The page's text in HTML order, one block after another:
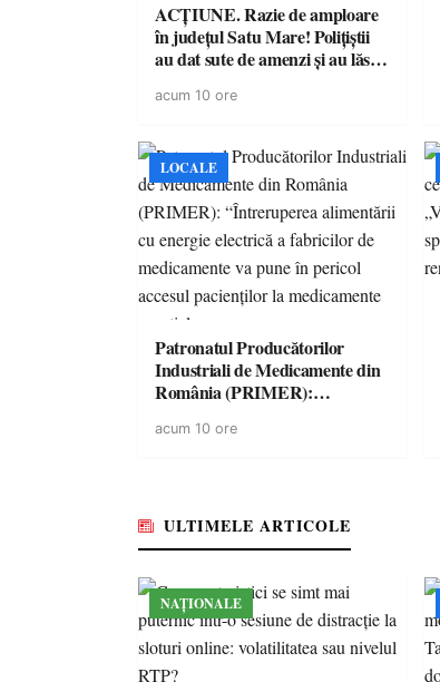
ACȚIUNE. Razie de amploare
în județul Satu Mare! Polițiștii
au dat sute de amenzi și au lăsat
singură zi
acum 10 ore
LOCALE
Patronatul Producătorilor
Industriali de Medicamente din
România (PRIMER):
energie electrică a fabricilor de
acum 10 ore
ULTIMELE ARTICOLE
NAȚIONALE